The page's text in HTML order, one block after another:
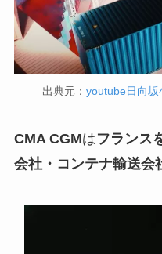
出典元： youtube日向坂
CMA CGMはフランス
会社・コンテナ輸送会